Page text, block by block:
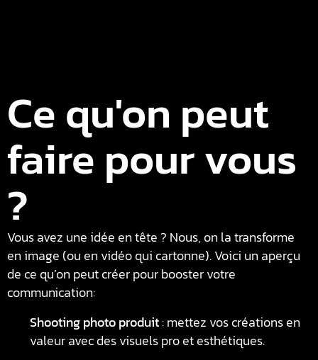
Ce qu'on peut
faire pour vous
?
Vous avez une idée en tête ? Nous, on la transforme
en image (ou en vidéo qui cartonne). Voici un aperçu
de ce qu’on peut créer pour booster votre
communication:
Shooting photo produit: mettez vos créations en
valeur avec des visuels pro et esthétiques.